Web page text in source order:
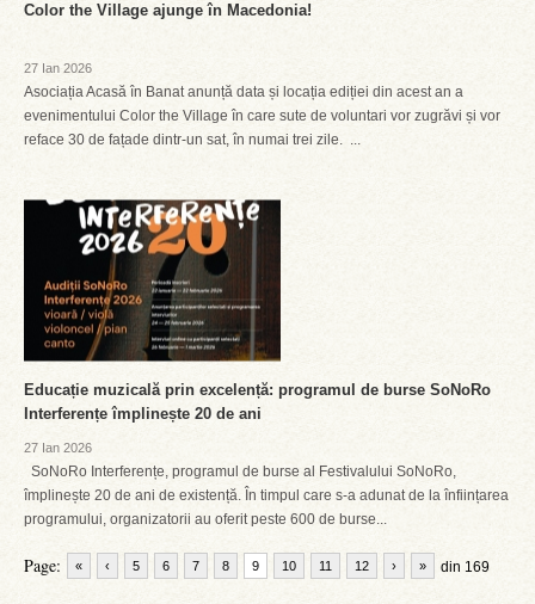
Color the Village ajunge în Macedonia!
27 Ian 2026
Asociația Acasă în Banat anunță data și locația ediției din acest an a
evenimentului Color the Village în care sute de voluntari vor zugrăvi și vor
reface 30 de fațade dintr-un sat, în numai trei zile. ...
Educație muzicală prin excelență: programul de burse SoNoRo
Interferențe împlinește 20 de ani
27 Ian 2026
SoNoRo Interferențe, programul de burse al Festivalului SoNoRo,
împlinește 20 de ani de existență. În timpul care s-a adunat de la înființarea
programului, organizatorii au oferit peste 600 de burse...
Page: « ‹ 5 6 7 8 9 10 11 12 din 169
› »